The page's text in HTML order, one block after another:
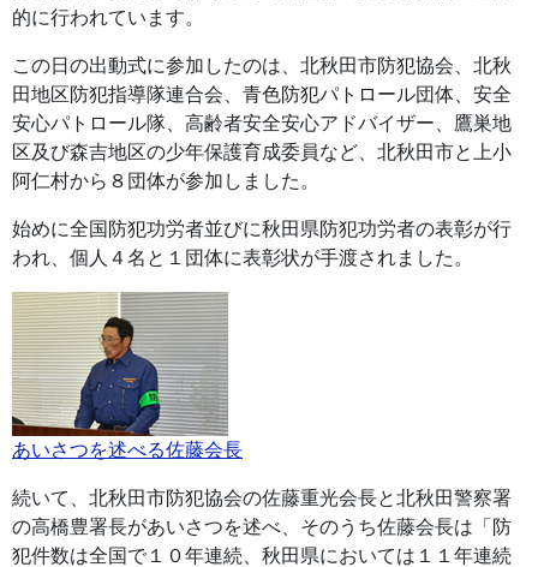
的に行われています。
この日の出動式に参加したのは、北秋田市防犯協会、北秋
田地区防犯指導隊連合会、青色防犯パトロール団体、安全
安心パトロール隊、高齢者安全安心アドバイザー、鷹巣地
区及び森吉地区の少年保護育成委員など、北秋田市と上小
阿仁村から８団体が参加しました。
始めに全国防犯功労者並びに秋田県防犯功労者の表彰が行
われ、個人４名と１団体に表彰状が手渡されました。
あいさつを述べる佐藤会長
続いて、北秋田市防犯協会の佐藤重光会長と北秋田警察署
の高橋豊署長があいさつを述べ、そのうち佐藤会長は「防
犯件数は全国で１０年連続、秋田県においては１１年連続